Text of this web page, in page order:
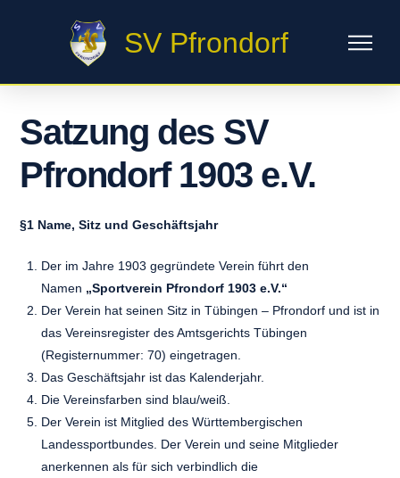
SV Pfrondorf
Satzung des SV
Pfrondorf 1903 e.V.
§1 Name, Sitz und Geschäftsjahr
Der im Jahre 1903 gegründete Verein führt den
Namen „Sportverein Pfrondorf 1903 e.V.“
Der Verein hat seinen Sitz in Tübingen – Pfrondorf und ist in
das Vereinsregister des Amtsgerichts Tübingen
(Registernummer: 70) eingetragen.
Das Geschäftsjahr ist das Kalenderjahr.
Die Vereinsfarben sind blau/weiß.
Der Verein ist Mitglied des Württembergischen
Landessportbundes. Der Verein und seine Mitglieder
anerkennen als für sich verbindlich die